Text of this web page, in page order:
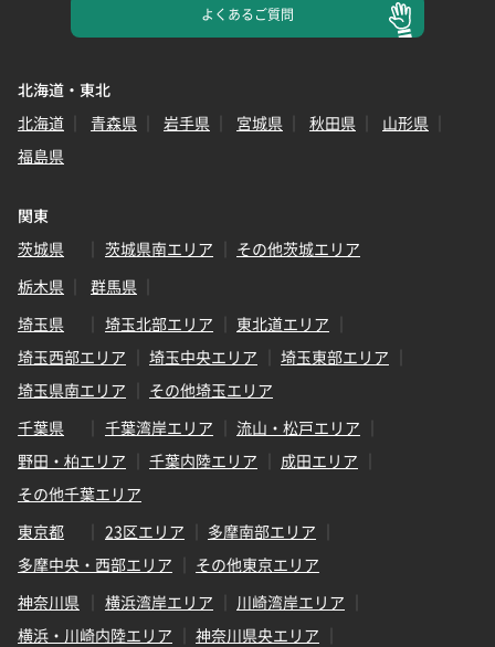
よくあるご質問
北海道・東北
北海道
青森県 岩手県 宮城県 秋田県
山形県
福島県
関東
茨城県
茨城県南エリア
その他茨城エリア
栃木県
群馬県
埼玉県
埼玉北部エリア
東北道エリア
埼玉西部エリア
埼玉中央エリア
埼玉東部エリア
埼玉県南エリア
その他埼玉エリア
千葉県
千葉湾岸エリア
流山・松戸エリア
野田・柏エリア
千葉内陸エリア
成田エリア
その他千葉エリア
東京都
23区エリア
多摩南部エリア
多摩中央・西部エリア
その他東京エリア
神奈川県
横浜湾岸エリア
川崎湾岸エリア
横浜・川崎内陸エリア
神奈川県央エリア